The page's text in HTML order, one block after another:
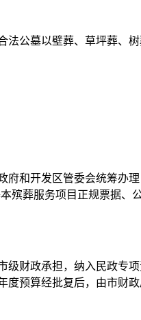
墓以壁葬、草坪葬、树
开发区管委会统筹办
殡葬服务项目正规票据
政承担，纳入民政专
预算经批复后，由市财